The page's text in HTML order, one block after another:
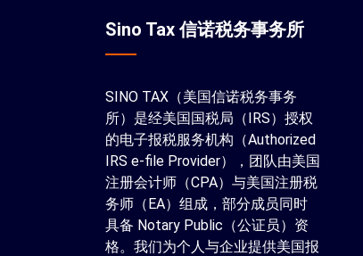
Sino Tax 信诺税务事务所
SINO TAX（美国信诺税务事务
所）是经美国国税局（IRS）授权
的电子报税服务机构（Authorized
IRS e-file Provider），团队由美国
注册会计师（CPA）与美国注册税
务师（EA）组成，部分成员同时
具备 Notary Public（公证员）资
格。我们为个人与企业提供美国报